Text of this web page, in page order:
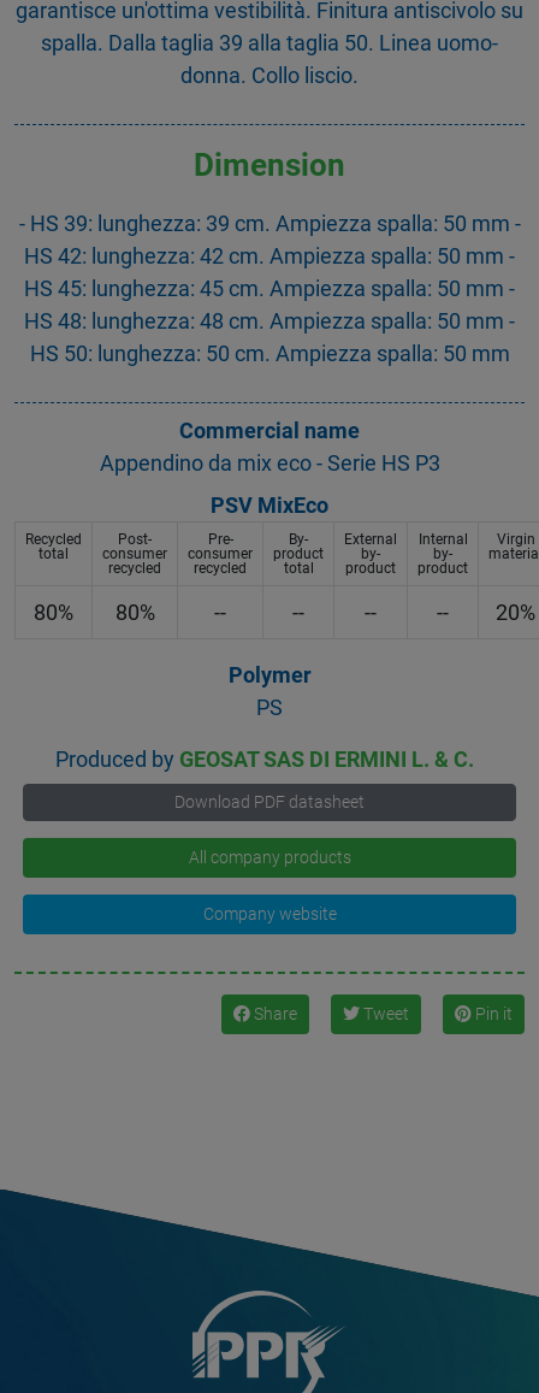
garantisce un'ottima vestibilità. Finitura antiscivolo su
spalla. Dalla taglia 39 alla taglia 50. Linea uomo-
donna. Collo liscio.
Dimension
- HS 39: lunghezza: 39 cm. Ampiezza spalla: 50 mm -
HS 42: lunghezza: 42 cm. Ampiezza spalla: 50 mm -
HS 45: lunghezza: 45 cm. Ampiezza spalla: 50 mm -
HS 48: lunghezza: 48 cm. Ampiezza spalla: 50 mm -
HS 50: lunghezza: 50 cm. Ampiezza spalla: 50 mm
Commercial name
Appendino da mix eco - Serie HS P3
PSV MixEco
Recycled
total
Post-
consumer
recycled
Pre-
consumer
recycled
By-
product
total
External
by-
product
Internal
by-
product
Virgin
80% 80% -- -- -- -- 20%
Polymer
PS
Produced by GEOSAT SAS DI ERMINI L. & C.
Download PDF datasheet
All company products
Company website
Share Tweet Pin it